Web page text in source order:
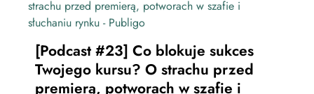
[Podcast #23] Co blokuje sukces
Twojego kursu? O strachu przed
premierą, potworach w szafie i